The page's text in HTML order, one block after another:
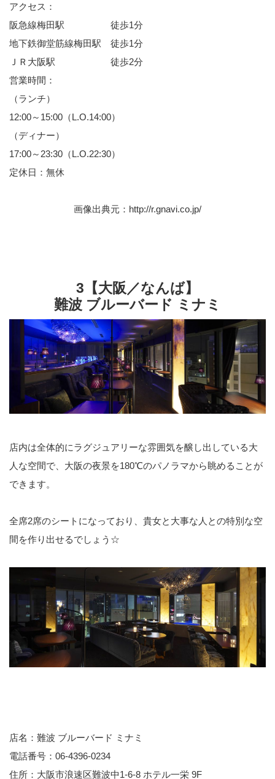
アクセス：
阪急線梅田駅 徒歩1分
地下鉄御堂筋線梅田駅 徒歩1分
ＪＲ大阪駅 徒歩2分
営業時間：
（ランチ）
12:00～15:00（L.O.14:00）
（ディナー）
17:00～23:30（L.O.22:30）
定休日：無休
画像出典元： http://r.gnavi.co.jp/
3【大阪／なんば】
難波 ブルーバード ミナミ
店内は全体的にラグジュアリーな雰囲気を醸し出している大
人な空間で、大阪の夜景を180℃のパノラマから眺めることが
できます。
全席2席のシートになっており、貴女と大事な人との特別な空
間を作り出せるでしょう☆
店名：難波 ブルーバード ミナミ
電話番号：06-4396-0234
住所：大阪市浪速区難波中1-6-8 ホテル一栄 9F